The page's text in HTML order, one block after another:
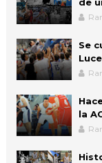
Se
la